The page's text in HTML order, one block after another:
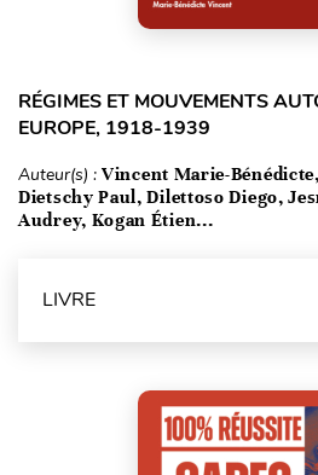
RÉGIMES ET MOUVEMENTS
EUROPE, 1918-1939
Auteur(s) : Vincent Marie-
Dietschy Paul, Dilettoso Diego,
Audrey, Kogan Étien...
LIVRE